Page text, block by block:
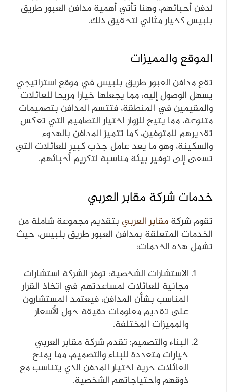
لدفن أحبائهم، وهنا تأتي أهمية مدافن العبور طريق
بلبيس كخيار مثالي لتحقيق ذلك.
الموقع والمميزات
تقع مدافن العبور طريق بلبيس في موقع استراتيجي
يسهل الوصول إليه، مما يجعلها خيارا مريحا للعائلات
والمقيمين في المنطقة، فتتسم المدافن بتصميمات
متنوعة، مما يتيح للزوار اختيار التصاميم التي تعكس
تقديرهم للمتوفين، كما تتميز المدافن بالهدوء
والسكينة، وهو ما يعد عامل جذب كبير للعائلات التي
تسعى إلى توفير بيئة مناسبة لتكريم أحبائهم.
خدمات شركة مقابر العربي
تقوم شركةمقابر العربيبتقديم مجموعة شاملة من
الخدمات المتعلقة بمدافن العبور طريق بلبيس، حيث
تشمل هذه الخدمات:
الاستشارات الشخصية: توفر الشركة استشارات
مجانية للعائلات لمساعدتهم في اتخاذ القرار
المناسب بشأن المدافن، فيعتمد المستشارون
على تقديم معلومات دقيقة حول الأسعار
والمميزات المختلفة.
البناء والتصميم: تقدم شركة مقابر العربي
خيارات متعددة للبناء والتصميم، مما يمنح
العائلات حرية اختيار المدفن الذي يتناسب مع
ذوقهم واحتياجاتهم الشخصية.